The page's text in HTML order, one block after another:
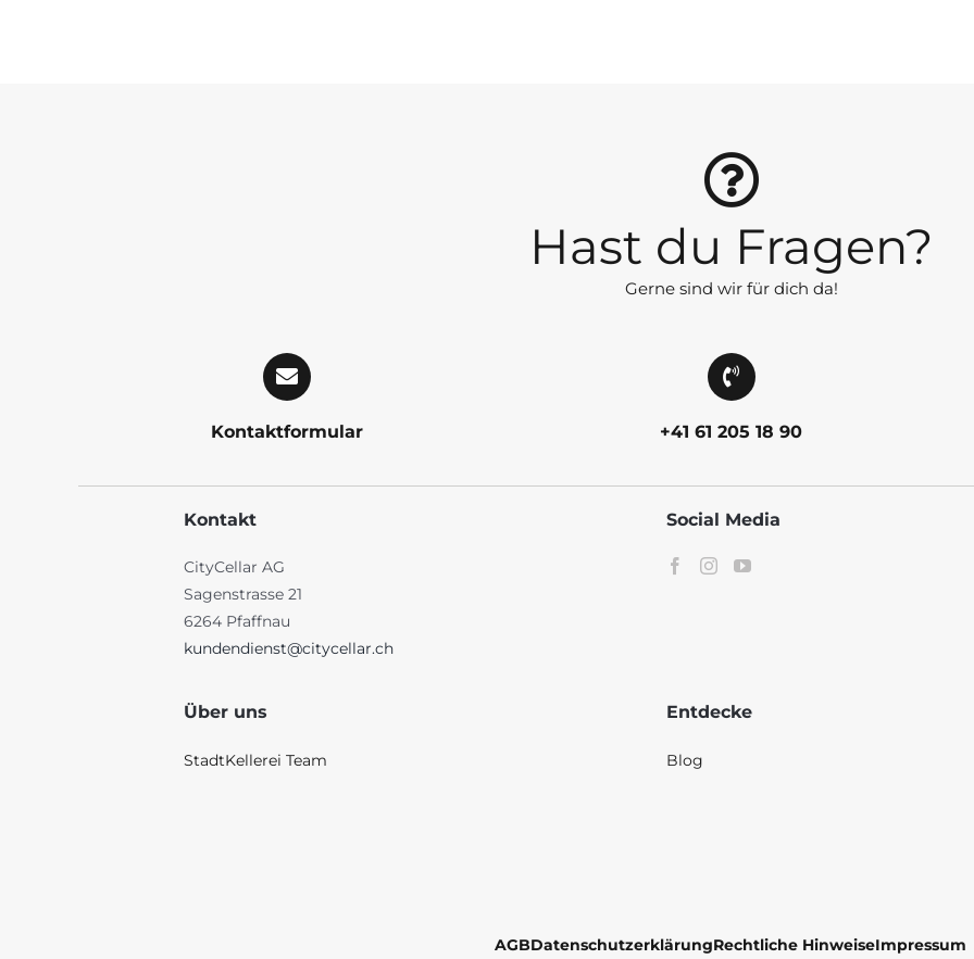
Hast du Fragen?
Gerne sind wir für dich da!
Kontaktformular +41 61 205 18 90
Kontakt
CityCellar AG
Sagenstrasse 21
6264 Pfaffnau
kundendienst@citycellar.ch
Social Media
Über uns
StadtKellerei Team
Entdecke
Blog
AGBDatenschutzerklärungRechtliche HinweiseImpressum